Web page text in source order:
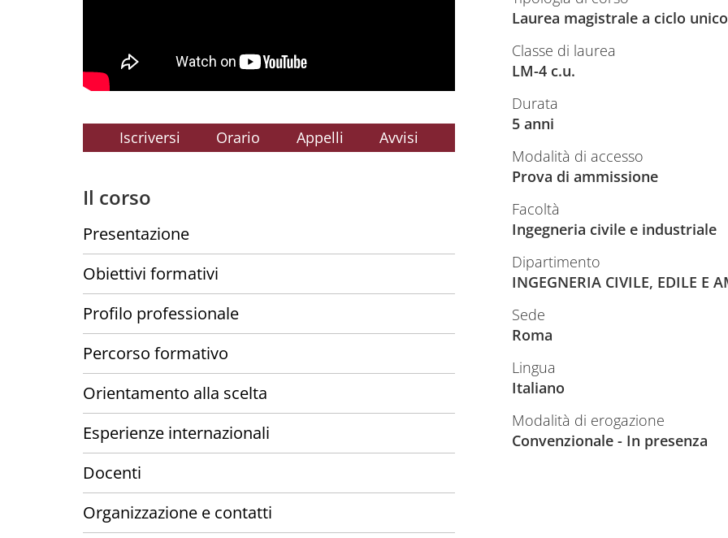
Iscriversi Orario Appelli Avvisi
Il corso
Presentazione
Obiettivi formativi
Profilo professionale
Percorso formativo
Orientamento alla scelta
Esperienze internazionali
Docenti
Organizzazione e contatti
Laurea magistrale a ciclo unico
Classe di laurea
LM-4 c.u.
Durata
5 anni
Modalità di accesso
Prova di ammissione
Facoltà
Ingegneria civile e industriale
Dipartimento
INGEGNERIA CIVILE, EDILE E
Sede
Roma
Lingua
Italiano
Modalità di erogazione
Convenzionale - In presenza